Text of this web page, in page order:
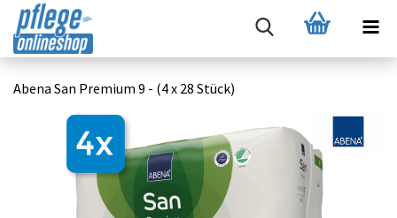
Abena San Premium 9 - (4 x 28 Stück)